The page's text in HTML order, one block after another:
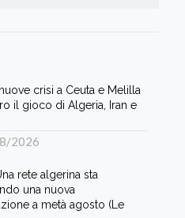
crisi a Ceuta e Melilla
il gioco di Algeria, Iran e
2026
rete algerina sta
una nuova
a metà agosto (Le